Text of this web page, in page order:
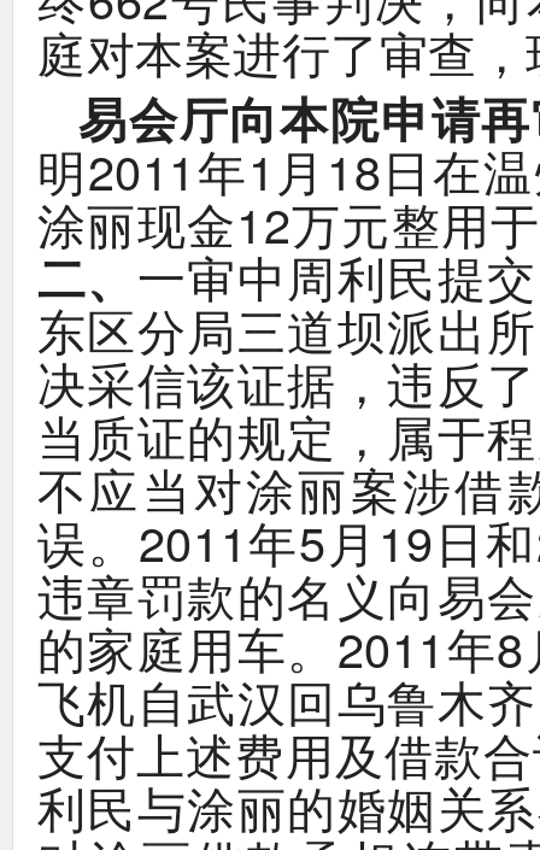
庭对本案进行了审查 ，
易会厅向本院申请
明2011 年1 月 18日在
涂丽现金12万元整用
二、
一审中周利民提
东区分局三道坝派出
决采信该证据 ，违反
当质证的规定 ， 属于
不应当对涂丽案涉借
误。2011年5月 19日和
违章罚款的名义向易
的家庭用车。2011 年8
飞机自武汉回乌鲁木齐
支付上述费用及借款
利民与涂丽的婚姻关